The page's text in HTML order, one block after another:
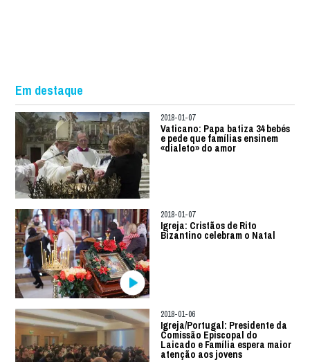
Em destaque
2018-01-07
Vaticano: Papa batiza 34 bebés
e pede que famílias ensinem
«dialeto» do amor
2018-01-07
Igreja: Cristãos de Rito
Bizantino celebram o Natal
2018-01-06
Igreja/Portugal: Presidente da
Comissão Episcopal do
Laicado e Família espera maior
atenção aos jovens